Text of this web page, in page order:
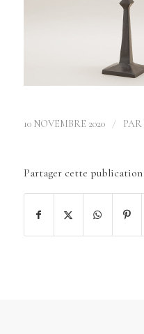
10 NOVEMBRE 2020 / PAR
Partager cette publication